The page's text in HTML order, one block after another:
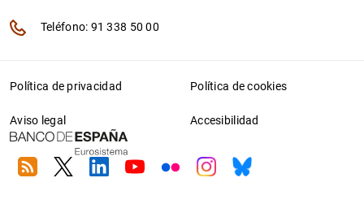
Teléfono: 91 338 50 00
Política de privacidad Política de cookies
Aviso legal Accesibilidad
RSS TwitterLinkedin
YoutubeFlickrInstagram
Bluesky